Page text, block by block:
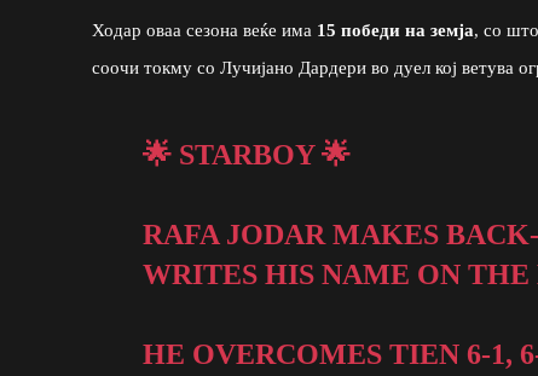
Ходар оваа сезона веќе има 15 победи на земја, со
соочи токму со Лучијано Дардери во дуел кој ветува
🌟 STARBOY 🌟
RAFA JODAR MAKES
WRITES HIS NAME ON
HE OVERCOMES TIEN 6-1,